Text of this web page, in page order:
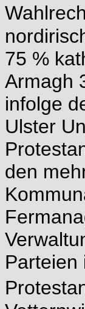
75 %
Armagh
infolge
Ulster
den
Parteien